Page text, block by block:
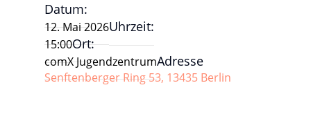
Datum:
12. Mai 2026Uhrzeit:
15:00Ort:
comX JugendzentrumAdresse
Senftenberger Ring 53, 13435 Berlin